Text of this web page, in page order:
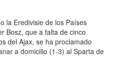
la Eredivisie de los Países
Bosz, que a falta de cinco
del Ajax, se ha proclamado
a domicilio (1-3) al Sparta de